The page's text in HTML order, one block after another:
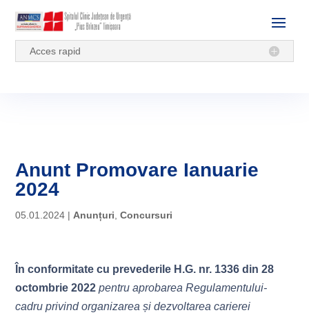
Acces rapid
Anunt Promovare Ianuarie
2024
05.01.2024 | Anunțuri ,Concursuri
În conformitate cu prevederile H.G. nr. 1336 din 28
octombrie 2022pentru aprobarea Regulamentului-
cadru privind organizarea și dezvoltarea carierei